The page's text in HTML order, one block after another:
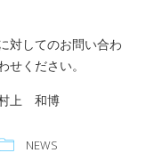
対してのお問い合わ
ください。
村上 和博
NEWS